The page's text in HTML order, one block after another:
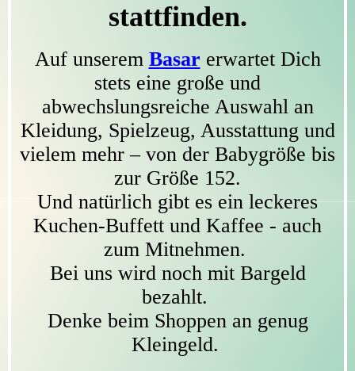
stattfinden.
Auf unserem Basar erwartet Dich
stets eine große und
abwechslungsreiche Auswahl an
Kleidung, Spielzeug, Ausstattung und
vielem mehr – von der Babygröße bis
zur Größe 152.
Und natürlich gibt es ein leckeres
Kuchen-Buffett und Kaffee - auch
zum Mitnehmen.
Bei uns wird noch mit Bargeld
bezahlt.
Denke beim Shoppen an genug
Kleingeld.